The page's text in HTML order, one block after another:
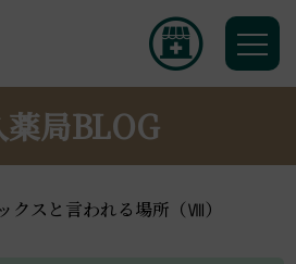
局BLOG
クスと言われる場所（Ⅷ）